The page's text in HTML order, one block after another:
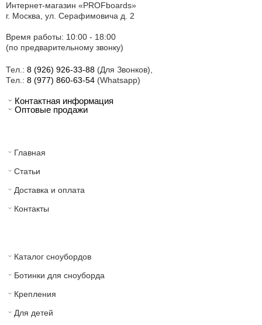
Интернет-магазин «PROFboards»
г. Москва, ул. Серафимовича д. 2
Время работы: 10:00 - 18:00
(по предварительному звонку)
Тел.: 8 (926) 926-33-88 (Для Звонков),
Тел.: 8 (977) 860-63-54 (Whatsapp)
Контактная информация
Оптовые продажи
Главная
Статьи
Доставка и оплата
Контакты
Каталог сноубордов
Ботинки для сноуборда
Крепления
Для детей